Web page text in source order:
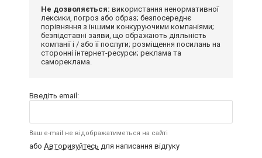
Не дозволяється: використання ненормативної
лексики, погроз або образ; безпосереднє
порівняння з іншими конкуруючими компаніями;
безпідставні заяви, що ображають діяльність
компанії і / або її послуги; розміщення посилань на
сторонні інтернет-ресурси; реклама та
самореклама.
Введіть email:
Ваш e-mail не відображатиметься на сайті
або Авторизуйтесь для написання відгуку